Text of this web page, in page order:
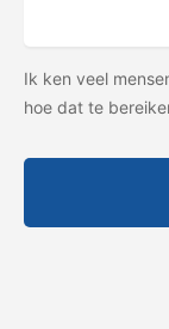
Ik ken veel
hoe dat te